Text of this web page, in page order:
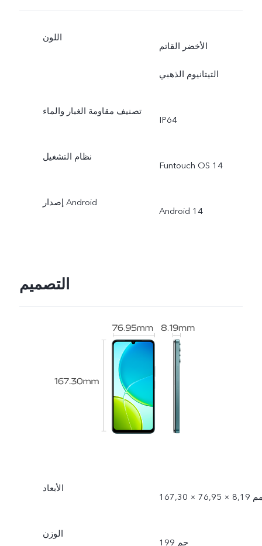
اللون
الأخضر القاتم
التيتانيوم الذهبي
تصنيف مقاومة الغبار والماء
IP64
نظام التشغيل
Funtouch OS 14
إصدار Android
Android 14
التصميم
الأبعاد
76,95 × 8,19 مم
الوزن
199 جم